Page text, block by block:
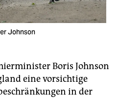
Johnson
Boris Johnson
eine vorsichtige
in der